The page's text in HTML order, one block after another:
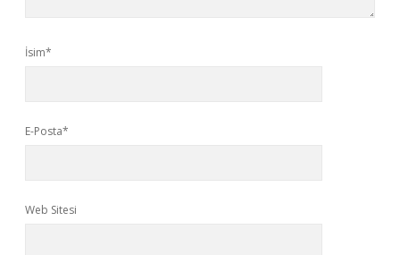
İsim*
E-Posta*
Web Sitesi